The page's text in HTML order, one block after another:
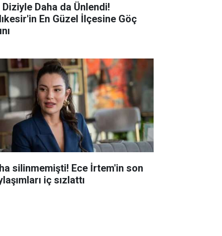
Daha da Ünlendi!
En Güzel İlçesine Göç
silinmemişti! Ece İrtem'in son
iç sızlattı